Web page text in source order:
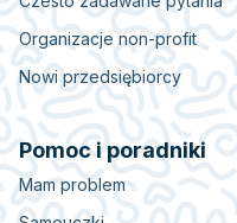
Organizacje non-profit
Nowi przedsiębiorcy
Pomoc i poradniki
Mam problem